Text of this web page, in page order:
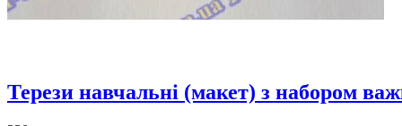
Терези навчальні (макет) з набором